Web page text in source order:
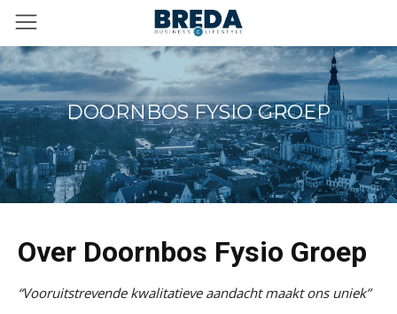
DOORNBOS FYSIO GROEP
Over Doornbos Fysio Groep
“Vooruitstrevende kwalitatieve aandacht maakt ons uniek”